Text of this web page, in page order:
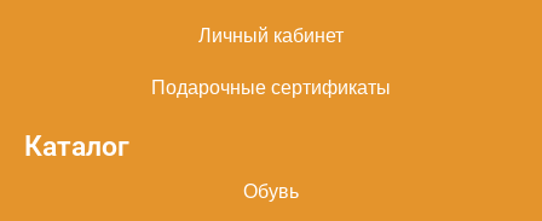
Личный кабинет
Подарочные сертификаты
Каталог
Обувь